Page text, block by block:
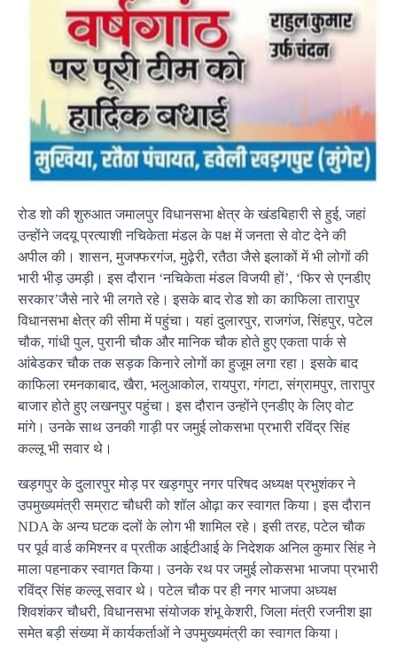
रोड शो की शुरुआत जमालपुर विधानसभा क्षेत्र के खंडबिहारी से हुई, जहां
उन्होंने जदयू प्रत्याशी नचिकेता मंडल के पक्ष में जनता से वोट देने की
अपील की। शासन, मुजफ्फरगंज, मुढ़ेरी, रतैठा जैसे इलाकों में भी लोगों की
भारी भीड़ उमड़ी। इस दौरान ‘नचिकेता मंडल विजयी हों’, ‘फिर से एनडीए
सरकार’जैसे नारे भी लगते रहे। इसके बाद रोड शो का काफिला तारापुर
विधानसभा क्षेत्र की सीमा में पहुंचा। यहां दुलारपुर, राजगंज, सिंहपुर, पटेल
चौक, गांधी पुल, पुरानी चौक और मानिक चौक होते हुए एकता पार्क से
आंबेडकर चौक तक सड़क किनारे लोगों का हुजूम लगा रहा। इसके बाद
काफिला रमनकाबाद, खैरा, भलुआकोल, रायपुरा, गंगटा, संग्रामपुर, तारापुर
बाजार होते हुए लखनपुर पहुंचा। इस दौरान उन्होंने एनडीए के लिए वोट
मांगे। उनके साथ उनकी गाड़ी पर जमुई लोकसभा प्रभारी रविंद्र सिंह
कल्लू भी सवार थे।
खड़गपुर के दुलारपुर मोड़ पर खड़गपुर नगर परिषद अध्यक्ष प्रभुशंकर ने
उपमुख्यमंत्री सम्राट चौधरी को शॉल ओढ़ा कर स्वागत किया। इस दौरान
NDA के अन्य घटक दलों के लोग भी शामिल रहे। इसी तरह, पटेल चौक
पर पूर्व वार्ड कमिश्नर व प्रतीक आईटीआई के निदेशक अनिल कुमार सिंह ने
माला पहनाकर स्वागत किया। उनके रथ पर जमुई लोकसभा भाजपा प्रभारी
रविंद्र सिंह कल्लू सवार थे। पटेल चौक पर ही नगर भाजपा अध्यक्ष
शिवशंकर चौधरी, विधानसभा संयोजक शंभू केशरी, जिला मंत्री रजनीश झा
समेत बड़ी संख्या में कार्यकर्ताओं ने उपमुख्यमंत्री का स्वागत किया।